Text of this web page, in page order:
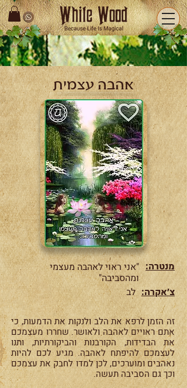
אהבה עצמית
"אני ראוי לאהבה מעצמי
ומהסביבה"
מנטרה:
לב צ׳אקרה:
זה הזמן לרפא את הלב ולנקות את הדמעות, כי
אתם ראויים לאהבה ולאושר. שחררו מעצמכם
את הבדידות, הקורבנות והביקורתיות, ותנו
לעצמכם להיפתח לאהבה. מגיע לכם להיות
נאהבים ומוערכים, לכן למדו לחבק את עצמכם
וכך גם הסביבה תעשה.